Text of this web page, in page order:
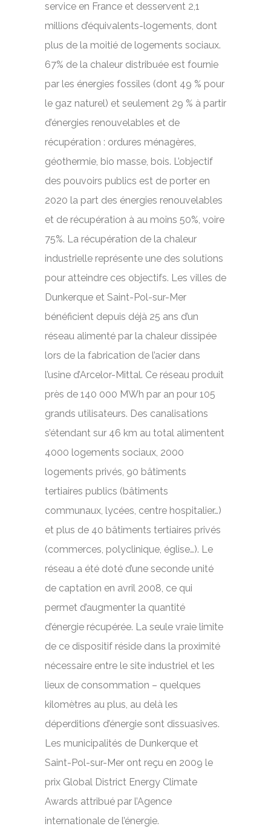
service en France et desservent 2,1
millions d’équivalents-logements, dont
plus de la moitié de logements sociaux.
67% de la chaleur distribuée est fournie
par les énergies fossiles (dont 49 % pour
le gaz naturel) et seulement 29 % à partir
d’énergies renouvelables et de
récupération : ordures ménagères,
géothermie, bio masse, bois. L’objectif
des pouvoirs publics est de porter en
2020 la part des énergies renouvelables
et de récupération à au moins 50%, voire
75%. La récupération de la chaleur
industrielle représente une des solutions
pour atteindre ces objectifs. Les villes de
Dunkerque et Saint-Pol-sur-Mer
bénéficient depuis déjà 25 ans d’un
réseau alimenté par la chaleur dissipée
lors de la fabrication de l’acier dans
l’usine d’Arcelor-Mittal. Ce réseau produit
près de 140 000 MWh par an pour 105
grands utilisateurs. Des canalisations
s’étendant sur 46 km au total alimentent
4000 logements sociaux, 2000
logements privés, 90 bâtiments
tertiaires publics (bâtiments
communaux, lycées, centre hospitalier…)
et plus de 40 bâtiments tertiaires privés
(commerces, polyclinique, église…). Le
réseau a été doté d’une seconde unité
de captation en avril 2008, ce qui
permet d’augmenter la quantité
d’énergie récupérée. La seule vraie limite
de ce dispositif réside dans la proximité
nécessaire entre le site industriel et les
lieux de consommation – quelques
kilomètres au plus, au delà les
déperditions d’énergie sont dissuasives.
Les municipalités de Dunkerque et
Saint-Pol-sur-Mer ont reçu en 2009 le
prix Global District Energy Climate
Awards attribué par l’Agence
internationale de l’énergie.